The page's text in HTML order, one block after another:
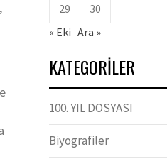
29
30
« Eki Ara »
KATEGORILER
100. YIL DOSYASI
Biyografiler